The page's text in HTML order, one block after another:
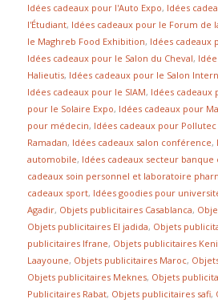
Idées cadeaux pour l'Auto Expo, Idées
l'Étudiant, Idées cadeaux pour le Forum de
le Maghreb Food Exhibition, Idées cadeaux
Idées cadeaux pour le Salon du Cheval,
Halieutis, Idées cadeaux pour le Salon
Idées cadeaux pour le SIAM, Idées cadeaux
pour le Solaire Expo, Idées cadeaux pour
pour médecin, Idées cadeaux pour
Ramadan, Idées cadeaux salon conférence,
automobile, Idées cadeaux secteur banque
cadeaux soin personnel et laboratoire
cadeaux sport, Idées goodies pour
Agadir, Objets publicitaires Casablanca,
Objets publicitaires El jadida, Objets
publicitaires Ifrane, Objets publicitaires
Laayoune, Objets publicitaires Maroc,
Objets publicitaires Meknes, Objets
Publicitaires Rabat, Objets publicitaires safi,